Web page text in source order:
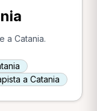
a Catania.
a Catania